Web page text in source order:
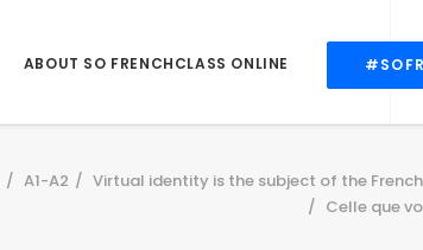
ABOUT SO FRENCHCLASS ONLINE
A1-A2
Virtual identity is the subject of the
Celle que